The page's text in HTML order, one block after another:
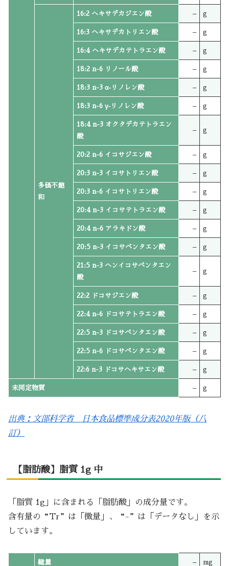
多価不飽
和
16:2 ヘキサデカジエン酸 – g
16:3 ヘキサデカトリエン酸 – g
16:4 ヘキサデカテトラエン酸 – g
18:2 n-6 リノール酸 – g
18:3 n-3 α‐リノレン酸 – g
18:3 n-6 γ‐リノレン酸 – g
18:4 n-3 オクタデカテトラエン
酸
– g
20:2 n-6 イコサジエン酸 – g
20:3 n-3 イコサトリエン酸 – g
20:3 n-6 イコサトリエン酸 – g
20:4 n-3 イコサテトラエン酸 – g
20:4 n-6 アラキドン酸 – g
20:5 n-3 イコサペンタエン酸 – g
21:5 n-3 ヘンイコサペンタエン
酸
– g
22:2 ドコサジエン酸 – g
22:4 n-6 ドコサテトラエン酸 – g
22:5 n-3 ドコサペンタエン酸 – g
22:5 n-6 ドコサペンタエン酸 – g
22:6 n-3 ドコサヘキサエン酸 – g
未同定物質 – g
出典：文部科学省 日本食品標準成分表2020年版（八
訂）
【脂肪酸】脂質 1g 中
「脂質 1g」に含まれる「脂肪酸」の成分量です。
含有量の“Tr”は「微量」、“-”は「データなし」を示
しています。
総量 – mg